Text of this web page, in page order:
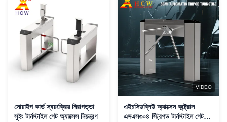
stability,high efficiency and anti-
tailing,supports various IC/ID
staff, provide civilized, orderly
access methods, effectively
manage the ...
সোয়াইপ কার্ড স্বয়ংক্রিয় নিরাপত্তা
সুইং টার্নস্টাইল গেট অ্যাক্সেস নিয়ন্ত্রণ
VIDEO
এইচসিডব্লিউ অ্যাক্সেস কন্ট্রোল
এসএস৩০৪ স্ট্রিপড টার্নস্টাইল গেট